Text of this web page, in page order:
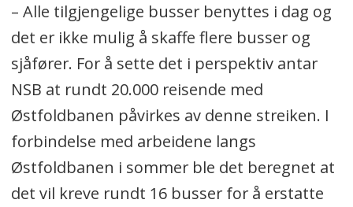
– Alle tilgjengelige busser benyttes i dag og
det er ikke mulig å skaffe flere busser og
sjåfører. For å sette det i perspektiv antar
NSB at rundt 20.000 reisende med
Østfoldbanen påvirkes av denne streiken. I
forbindelse med arbeidene langs
Østfoldbanen i sommer ble det beregnet at
det vil kreve rundt 16 busser for å erstatte